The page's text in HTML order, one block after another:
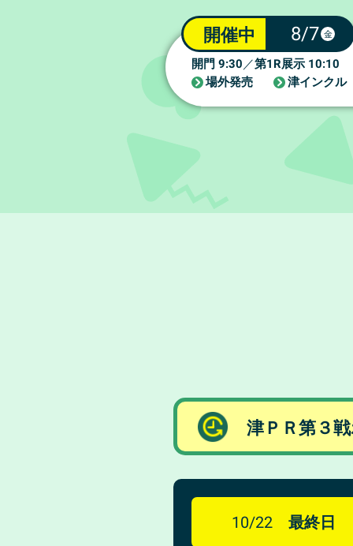
開催中 8/7 金
開門 9:30 ／第1R展示 10:10
場外発売 津インクル
津ＰＲ第３
10/22 最終日